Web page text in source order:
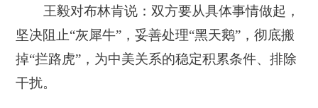
王毅对布林肯说： 双方要从具体事情做起，
坚决阻止“灰犀牛”，妥善处理“黑天鹅”，彻底搬
掉“拦路虎”，为中美关系的稳定积累条件、排除
干扰。